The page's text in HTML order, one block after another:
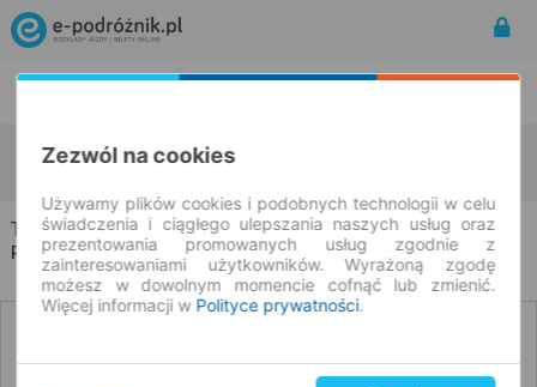
Topczykały
Kleszczele
Topczykały → Kleszczele
Rozkład jazdy i bilety
Zezwól na cookies
Używamy plików cookies i podobnych technologii w celu
świadczenia i ciągłego ulepszania naszych usług oraz
prezentowania promowanych usług zgodnie z
zainteresowaniami użytkowników. Wyrażoną zgodę
możesz w dowolnym momencie cofnąć lub zmienić.
Więcej informacji w Polityce prywatności.